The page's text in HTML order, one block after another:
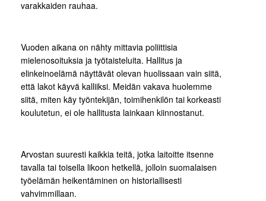
varakkaiden rauhaa.
Vuoden aikana on nähty mittavia poliittisia
mielenosoituksia ja työtaisteluita. Hallitus ja
elinkeinoelämä näyttävät olevan huolissaan vain siitä,
että lakot käyvä kalliiksi. Meidän vakava huolemme
siitä, miten käy työntekijän, toimihenkilön tai korkeasti
koulutetun, ei ole hallitusta lainkaan kiinnostanut.
Arvostan suuresti kaikkia teitä, jotka laitoitte itsenne
tavalla tai toisella likoon hetkellä, jolloin suomalaisen
työelämän heikentäminen on historiallisesti
vahvimmillaan.